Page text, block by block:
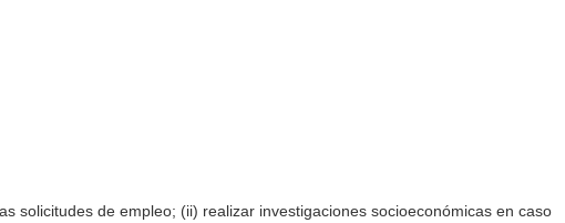
solicitudes de empleo; (ii) realizar investigaciones socioeconómicas en caso